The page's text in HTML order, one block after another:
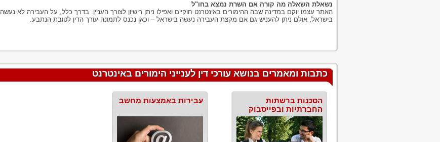
נשאלת השאלה מה קורה אם השרת נמצא בחו"ל
האתר עצמו יוקם במדינה שבה ההימורים באינטרנט חוקיים ואפילו ניתן רישיון לצורך העניין. בדרך כלל, על העבירה לא נעשה
בישראל, אולם ניתן להעניש גם אם מקצת העבירה נעשה בישראל – וכאן נכנס לתמונה עורך הדין לטובת הנתבע.
כתבות ומאמרים בנושא עורכי דין לענייני הימורים באינטרנט
הסכנות ברשתות
החברתיות ובפייסבוק
עבירות באמצעות מחשב